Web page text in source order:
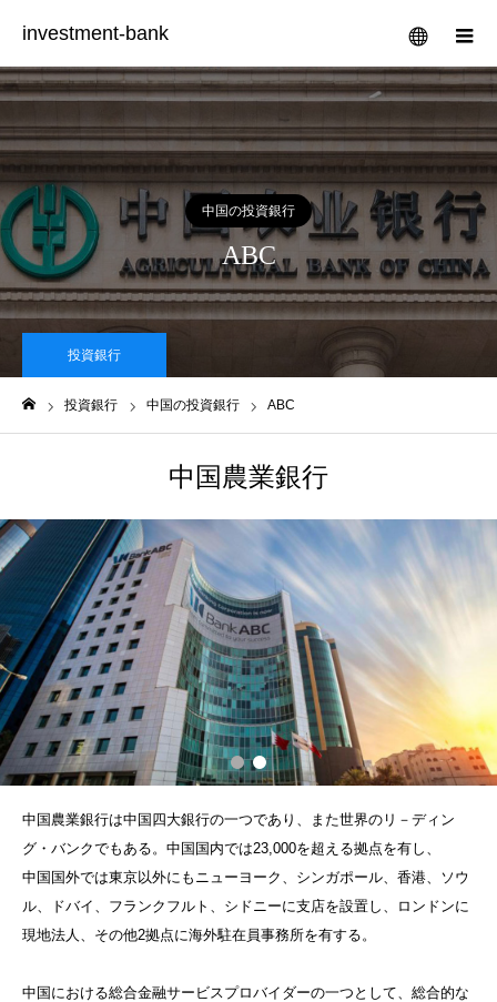
investment-bank メニュー
中国の投資銀行
ABC
投資銀行
投資銀行 中国の投資銀行 ABC
中国農業銀行
中国農業銀行は中国四大銀行の一つであり、また世界のリ－ディン
グ・バンクでもある。中国国内では23,000を超える拠点を有し、
中国国外では東京以外にもニューヨーク、シンガポール、香港、ソウ
ル、ドバイ、フランクフルト、シドニーに支店を設置し、ロンドンに
現地法人、その他2拠点に海外駐在員事務所を有する。
中国における総合金融サービスプロバイダーの一つとして、総合的な